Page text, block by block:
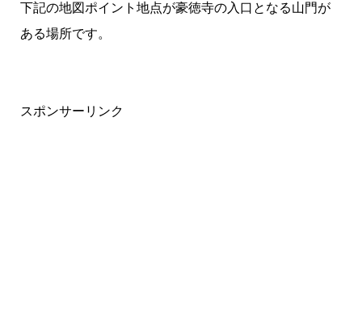
下記の地図ポイント地点が豪徳寺の入口となる山門が
ある場所です。
スポンサーリンク